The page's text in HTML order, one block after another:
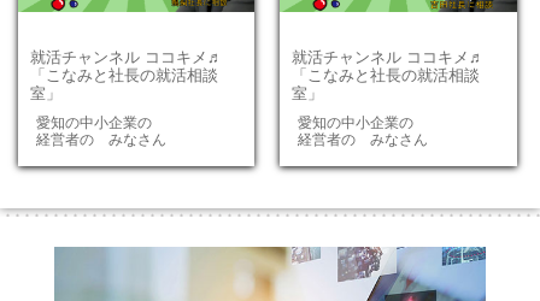
就活チャンネル ココキメ♬
「こなみと社長の就活相談
室」
愛知の中小企業の
経営者の みなさん
就活チャンネル ココキメ♬
「こなみと社長の就活相談
室」
愛知の中小企業の
経営者の みなさん